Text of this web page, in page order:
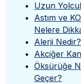
Uzun
Astım ve
Nelere
Alerji
Akciğer
Öksürüğe
Geçer?